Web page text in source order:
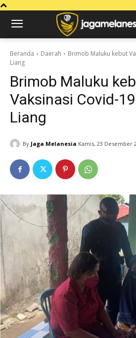
Beranda Daerah
Brimob Maluku kebut
Liang
Brimob Maluku
Vaksinasi Covid-
Liang
By Jaga Melanesia Kamis, 23 Desember